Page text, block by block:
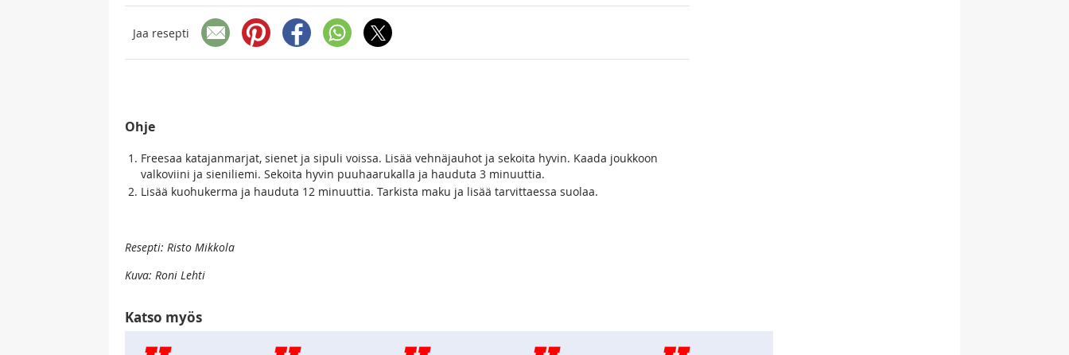
Jaa resepti
Ohje
Freesaa katajanmarjat, sienet ja sipuli voissa. Lisää vehnäjauhot ja sekoita hyvin. Kaada joukkoon
valkoviini ja sieniliemi. Sekoita hyvin puuhaarukalla ja hauduta 3 minuuttia.
Lisää kuohukerma ja hauduta 12 minuuttia. Tarkista maku ja lisää tarvittaessa suolaa.
Resepti: Risto Mikkola
Kuva: Roni Lehti
Katso myös